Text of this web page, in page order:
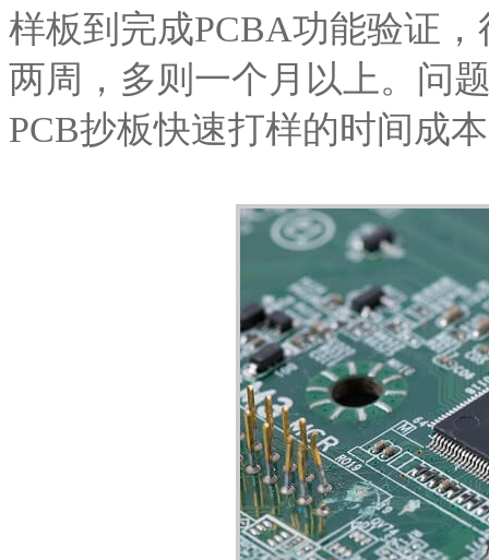
样板到完成PCBA功能验证
两周，多则一个月以上。问
PCB抄板快速打样的时间成